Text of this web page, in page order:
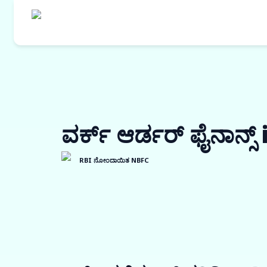
ವರ್ಕ್ ಆರ್ಡರ್
RBI ನೋಂದಾಯಿತ NBFC